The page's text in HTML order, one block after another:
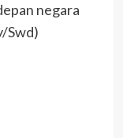
negara
Swd)